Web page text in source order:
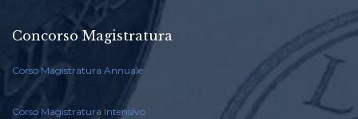
Concorso Magistratura
Corso Magistratura Annuale
Corso Magistratura Intensivo